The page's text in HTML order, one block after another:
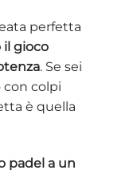
perfetta
gioco
. Se sei
con colpi
è quella
padel a un